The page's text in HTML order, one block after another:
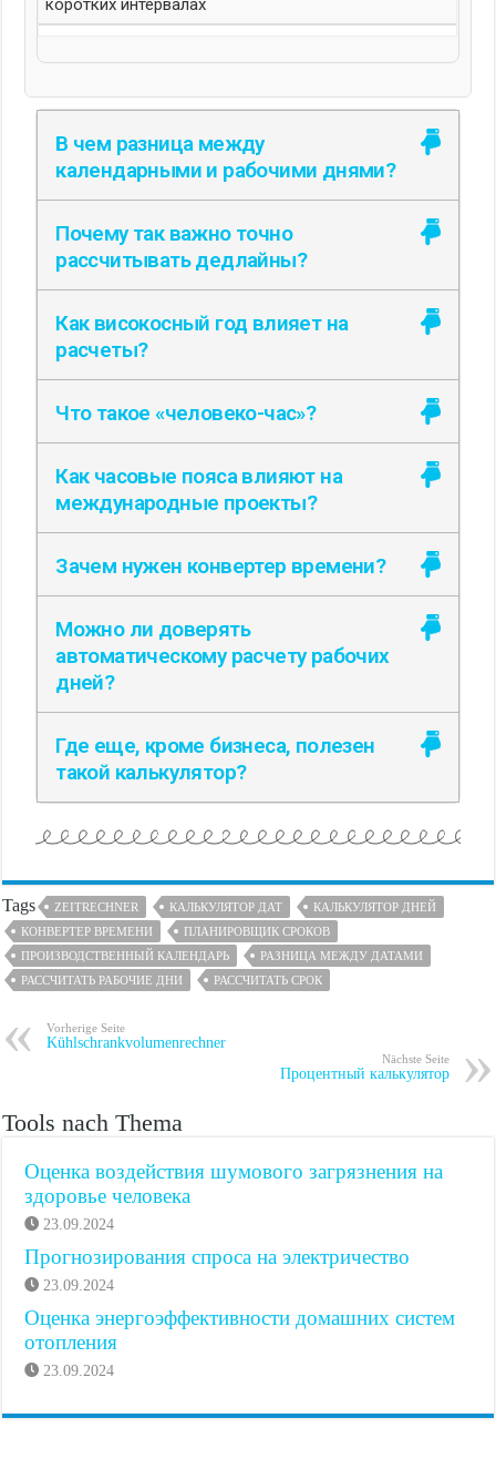
В чем разница между
календарными и рабочими днями?
Почему так важно точно
рассчитывать дедлайны?
Как високосный год влияет на
расчеты?
Что такое «человеко-час»?
Как часовые пояса влияют на
международные проекты?
Зачем нужен конвертер времени?
Можно ли доверять
автоматическому расчету рабочих
дней?
Где еще, кроме бизнеса, полезен
такой калькулятор?
Tags ZEITRECHNER КАЛЬКУЛЯТОР ДАТ
КАЛЬКУЛЯТОР ДНЕЙ
КОНВЕРТЕР ВРЕМЕНИ
ПЛАНИРОВЩИК СРОКОВ
ПРОИЗВОДСТВЕННЫЙ КАЛЕНДАРЬ
РАЗНИЦА МЕЖДУ ДАТАМИ
РАССЧИТАТЬ РАБОЧИЕ ДНИ
РАССЧИТАТЬ СРОК
Vorherige Seite
Kühlschrankvolumenrechner
Nächste Seite
Процентный калькулятор
Tools nach Thema
Оценка воздействия шумового загрязнения на
здоровье человека
23.09.2024
Прогнозирования спроса на электричество
23.09.2024
Оценка энергоэффективности домашних систем
отопления
23.09.2024